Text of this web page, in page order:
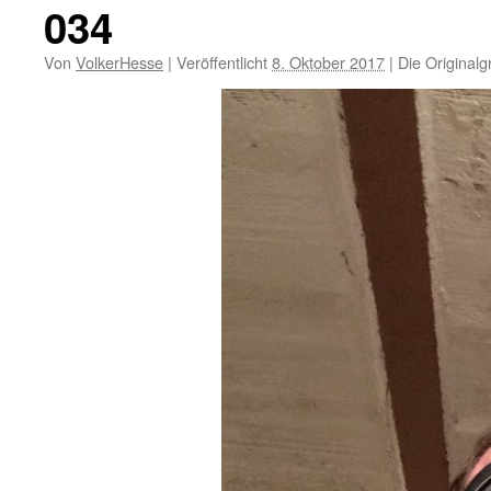
034
Von VolkerHesse | Veröffentlicht8. Oktober 2017 | Die